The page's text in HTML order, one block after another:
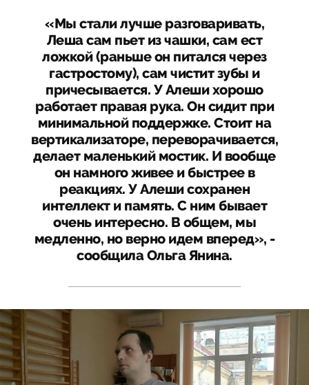
«Мы стали лучше разговаривать,
Леша сам пьет из чашки, сам ест
ложкой (раньше он питался через
гастростому), сам чистит зубы и
причесывается. У Алеши хорошо
работает правая рука. Он сидит при
минимальной поддержке. Стоит на
вертикализаторе, переворачивается,
делает маленький мостик. И вообще
он намного живее и быстрее в
реакциях. У Алеши сохранен
интеллект и память. С ним бывает
очень интересно. В общем, мы
медленно, но верно идем вперед», -
сообщила Ольга Янина.